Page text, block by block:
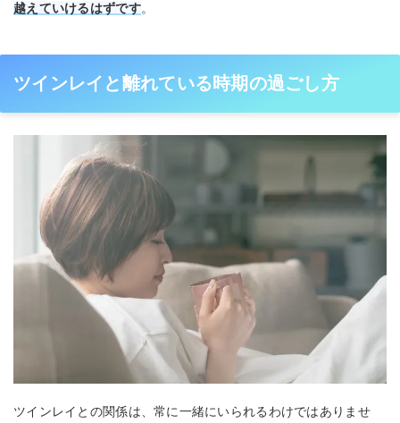
越えていけるはずです。
ツインレイと離れている時期の過ごし方
ツインレイとの関係は、常に一緒にいられるわけではありませ